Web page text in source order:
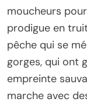
moucheurs
prodigue en
pêche qui se
gorges, qui ont
empreinte
marche avec